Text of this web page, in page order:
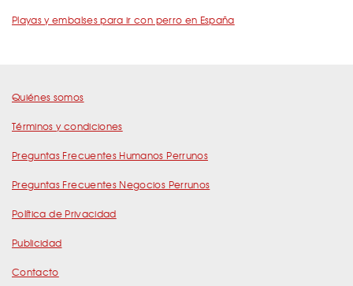
Playas y embalses para ir con perro en España
Quiénes somos
Términos y condiciones
Preguntas Frecuentes Humanos Perrunos
Preguntas Frecuentes Negocios Perrunos
Política de Privacidad
Publicidad
Contacto